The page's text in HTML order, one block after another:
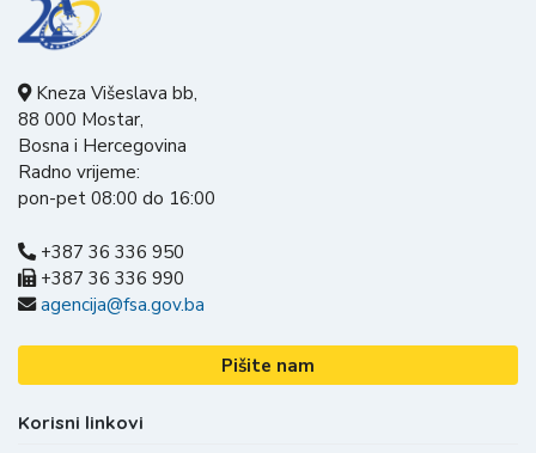
Kneza Višeslava bb,
88 000 Mostar,
Bosna i Hercegovina
Radno vrijeme:
pon-pet 08:00 do 16:00
+387 36 336 950
+387 36 336 990
agencija@fsa.gov.ba
Pišite nam
Korisni linkovi